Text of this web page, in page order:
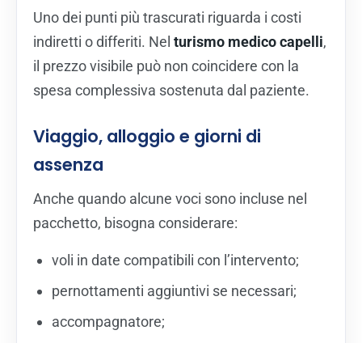
Uno dei punti più trascurati riguarda i costi
indiretti o differiti. Nel turismo medico capelli,
il prezzo visibile può non coincidere con la
spesa complessiva sostenuta dal paziente.
Viaggio, alloggio e giorni di
assenza
Anche quando alcune voci sono incluse nel
pacchetto, bisogna considerare:
voli in date compatibili con l’intervento;
pernottamenti aggiuntivi se necessari;
accompagnatore;